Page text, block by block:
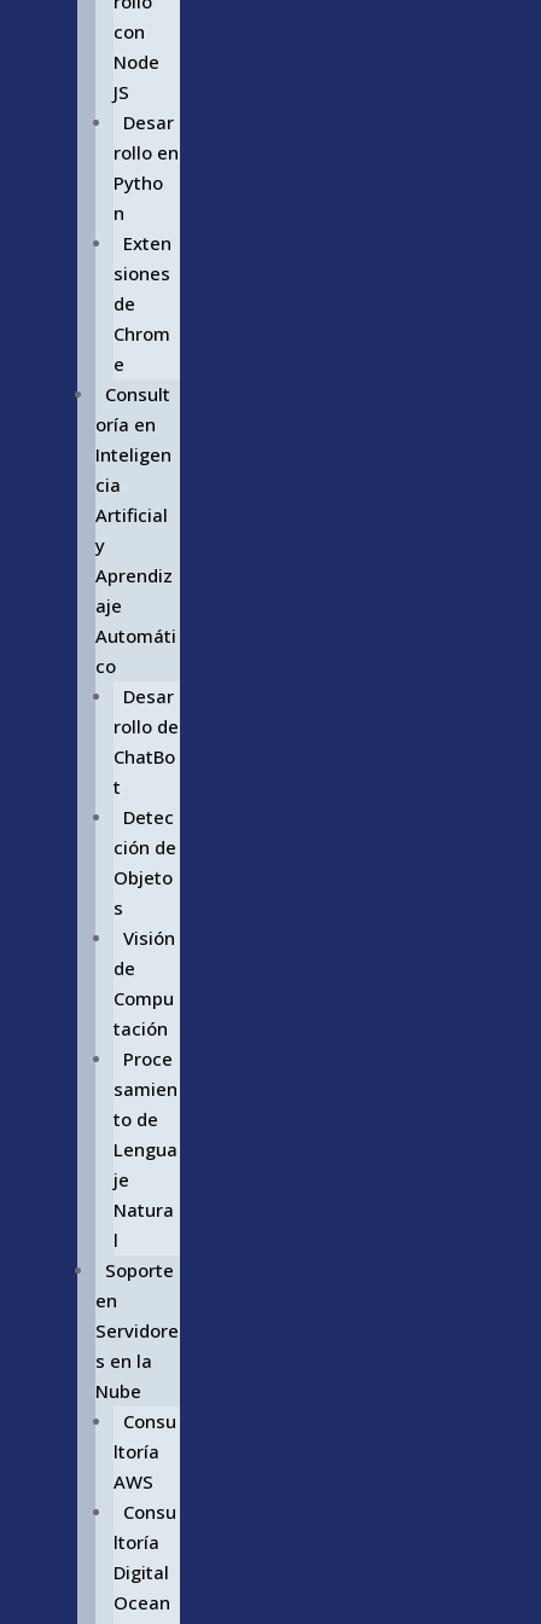
con
Node
JS
Desar
rollo en
Pytho
n
Exten
siones
de
Chrom
e
Consult
oría en
Inteligen
cia
Artificial
y
Aprendiz
aje
Automáti
co
Desar
rollo de
ChatBo
t
Detec
ción de
Objeto
s
Visión
de
Compu
tación
Proce
samien
to de
Lengua
je
Natura
l
Soporte
en
Servidore
s en la
Nube
Consu
ltoría
AWS
Consu
ltoría
Digital
Ocean